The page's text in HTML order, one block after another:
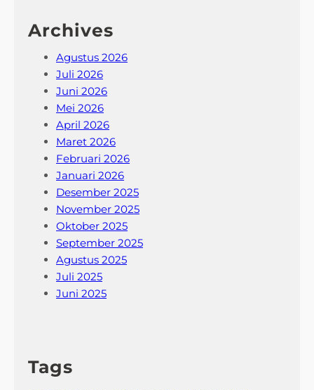
Archives
Agustus 2026
Juli 2026
Juni 2026
Mei 2026
April 2026
Maret 2026
Februari 2026
Januari 2026
Desember 2025
November 2025
Oktober 2025
September 2025
Agustus 2025
Juli 2025
Juni 2025
Tags